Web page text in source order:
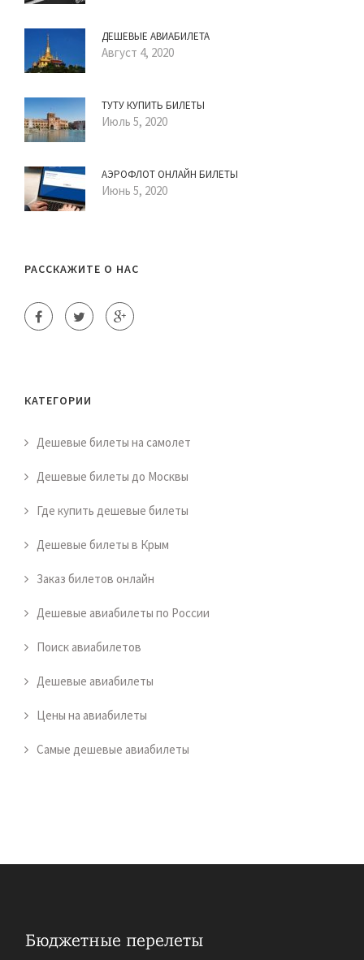
ДЕШЕВЫЕ АВИАБИЛЕТА
Август 4, 2020
ТУТУ КУПИТЬ БИЛЕТЫ
Июль 5, 2020
АЭРОФЛОТ ОНЛАЙН БИЛЕТЫ
Июнь 5, 2020
РАССКАЖИТЕ О НАС
КАТЕГОРИИ
Дешевые билеты на самолет
Дешевые билеты до Москвы
Где купить дешевые билеты
Дешевые билеты в Крым
Заказ билетов онлайн
Дешевые авиабилеты по России
Поиск авиабилетов
Дешевые авиабилеты
Цены на авиабилеты
Самые дешевые авиабилеты